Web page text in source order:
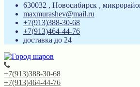
630032 , Новосибирск ,
maxmurashev@mail.ru
+7(913)388-30-68
+7(913)464-44-76
доставка до 24
+7(913)388-30-68
+7(913)464-44-76